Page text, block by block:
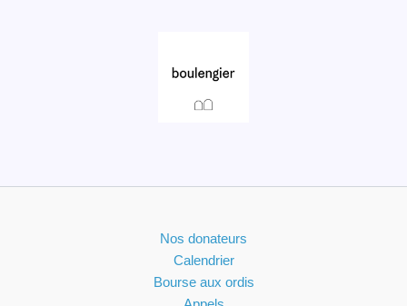
Nos donateurs
Calendrier
Bourse aux ordis